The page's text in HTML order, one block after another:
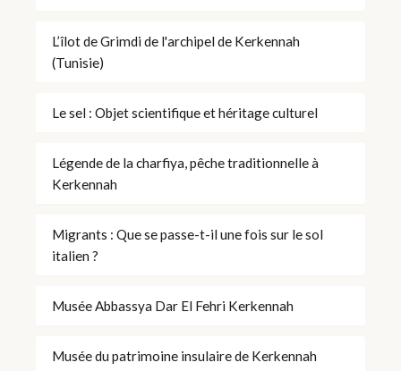
L’îlot de Grimdi de l'archipel de Kerkennah
(Tunisie)
Le sel : Objet scientifique et héritage culturel
Légende de la charfiya, pêche traditionnelle à
Kerkennah
Migrants : Que se passe-t-il une fois sur le sol
italien ?
Musée Abbassya Dar El Fehri Kerkennah
Musée du patrimoine insulaire de Kerkennah